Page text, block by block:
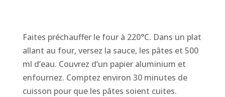
Faites préchauffer le four à 220°C. Dans un plat
allant au four, versez la sauce, les pâtes et 500
ml d’eau. Couvrez d’un papier aluminium et
enfournez. Comptez environ 30 minutes de
cuisson pour que les pâtes soient cuites.